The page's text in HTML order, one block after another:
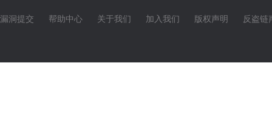
漏洞提交 帮助中心 关于我们 加入我们 版权声明 反盗链